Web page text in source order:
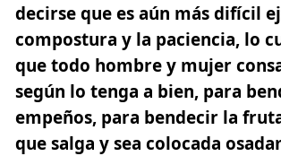
decirse que es aún más difícil
compostura y la paciencia, lo
que todo hombre y mujer
según lo tenga a bien, para
empeños, para bendecir la
que salga y sea colocada